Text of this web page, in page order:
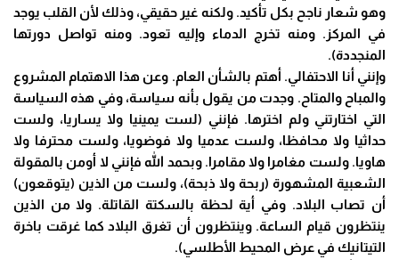
وهو شعار ناجح بكل تأكيد. ولكنه غير حقيقي، وذلك لأن القلب يوجد
في المركز. ومنه تخرج الدماء وإليه تعود. ومنه تواصل دورتها
المنجددة).
وإنني أنا الاحتفالي. أهتم بالشأن العام. وعن هذا الاهتمام المشروع
والمباح والمتاح. وجدت من يقول بأنه سياسة، وفي هذه السياسة
التي اختارتني ولم اخترها. فإنني (لست يمينيا ولا يساريا، ولست
حداثيا ولا محافظا، ولست عدميا ولا فوضويا، ولست محترفا ولا
هاويا. ولست مغامرا ولا مقامرا. وبحمد الله فإنني لا أومن بالمقولة
الشعبية المشهورة (ربحة ولا ذبحة)، ولست من الذين (يتوقعون)
أن تصاب البلاد. وفي أية لحظة بالسكتة القاتلة. ولا من الذين
ينتظرون قيام الساعة. وينتظرون أن تغرق البلاد كما غرقت باخرة
التيتانيك في عرض المحيط الأطلسي).